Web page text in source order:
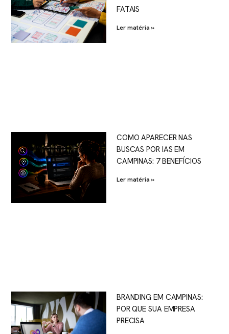
FATAIS
Ler matéria »
COMO APARECER NAS
BUSCAS POR IAS EM
CAMPINAS: 7 BENEFÍCIOS
Ler matéria »
BRANDING EM CAMPINAS:
POR QUE SUA EMPRESA
PRECISA